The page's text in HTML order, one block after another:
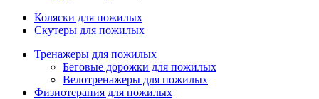
Коляски для пожилых
Скутеры для пожилых
Тренажеры для пожилых
Беговые дорожки для пожилых
Велотренажеры для пожилых
Физиотерапия для пожилых